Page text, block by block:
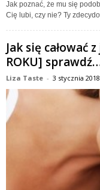
Jak poznać, że mu się
Cię lubi, czy nie? Ty
Jak się całować
ROKU]
Liza Taste - 3 stycznia 2018